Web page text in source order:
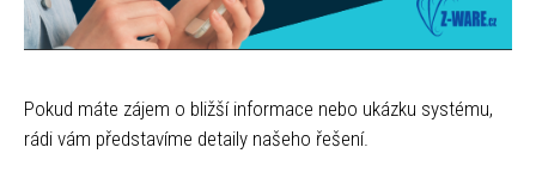
Pokud máte zájem o bližší informace nebo ukázku systému,
rádi vám představíme detaily našeho řešení.